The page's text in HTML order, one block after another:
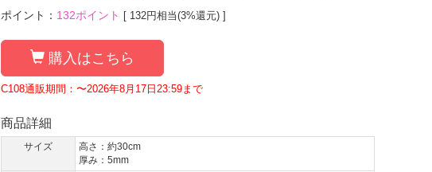
ポイント： 132ポイント [ 132円相当(3%還元) ]
購入はこちら
C108通販期間：〜2026年8月17日23:59まで
商品詳細
サイズ
高さ：約30cm
厚み：5mm